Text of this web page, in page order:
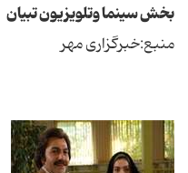
بخش سینما وتلویزیون تبیان
منبع:خبرگزاری مهر